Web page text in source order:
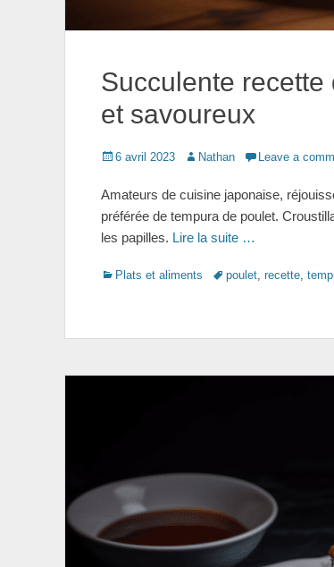
Succulente
et savoureux
Posted
6 avril 2023 AuthorNathan Leave a
Amateurs de cuisine japonaise,
préférée de tempura de poulet.
les papilles. Lire la suite …
Categories
Plats et aliments Tagspoulet, recette,